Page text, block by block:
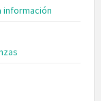
información